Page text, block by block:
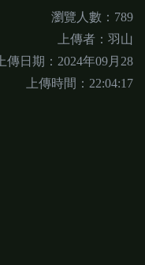
瀏覽人數：789
上傳者：羽山
上傳日期：2024年09月28
上傳時間：22:04:17